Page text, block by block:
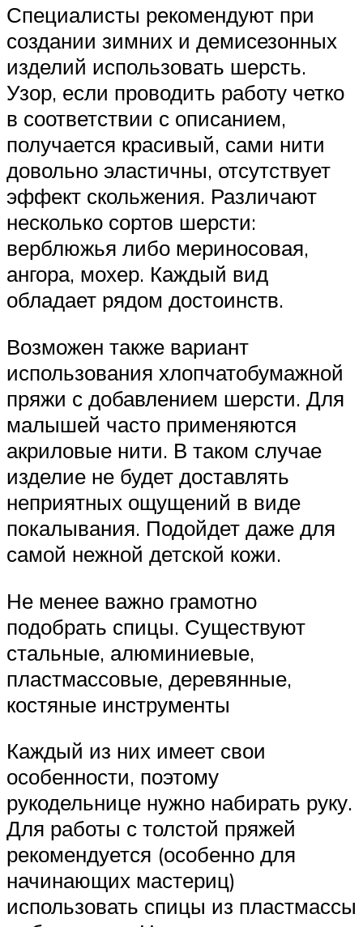
Специалисты рекомендуют при
создании зимних и демисезонных
изделий использовать шерсть.
Узор, если проводить работу четко
в соответствии с описанием,
получается красивый, сами нити
довольно эластичны, отсутствует
эффект скольжения. Различают
несколько сортов шерсти:
верблюжья либо мериносовая,
ангора, мохер. Каждый вид
обладает рядом достоинств.
Возможен также вариант
использования хлопчатобумажной
пряжи с добавлением шерсти. Для
малышей часто применяются
акриловые нити. В таком случае
изделие не будет доставлять
неприятных ощущений в виде
покалывания. Подойдет даже для
самой нежной детской кожи.
Не менее важно грамотно
подобрать спицы. Существуют
стальные, алюминиевые,
пластмассовые, деревянные,
костяные инструменты
Каждый из них имеет свои
особенности, поэтому
рукодельнице нужно набирать руку.
Для работы с толстой пряжей
рекомендуется (особенно для
начинающих мастериц)
использовать спицы из пластмассы